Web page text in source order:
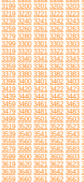
3199 3200 3201 3202 3203
3219 3220 3221 3222 3223
3239 3240 3241 3242 3243
3259 3260 3261 3262 3263
3279 3280 3281 3282 3283
3299 3300 3301 3302 3303
3319 3320 3321 3322 3323
3339 3340 3341 3342 3343
3359 3360 3361 3362 3363
3379 3380 3381 3382 3383
3399 3400 3401 3402 3403
3419 3420 3421 3422 3423
3439 3440 3441 3442 3443
3459 3460 3461 3462 3463
3479 3480 3481 3482 3483
3499 3500 3501 3502 3503
3519 3520 3521 3522 3523
3539 3540 3541 3542 3543
3559 3560 3561 3562 3563
3579 3580 3581 3582 3583
3599 3600 3601 3602 3603
3619 3620 3621 3622 3623
3639 3640 3641 3642 3643
3659 3660 3661 3662 3663